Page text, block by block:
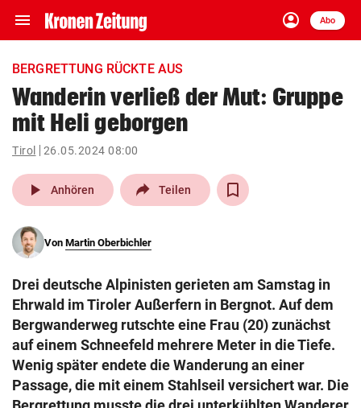
menu Navigation
ein-/ausklappen
account_circle
Anmelden
Abo
close Schließen
account_circle Anmelden
pin_drop
Wien arrow_right
search
eingeben
© Krone Multimedia GmbH & Co KG 2026
Muthgasse 2, 1190 Wien
BERGRETTUNG RÜCKTE AUS
Wanderin verließ der Mut: Gruppe
mit Heli geborgen
Tirol 26.05.2024 08:00
play_arrow Anhören Teilen
Von Martin Oberbichler
Drei deutsche Alpinisten gerieten am Samstag in
Ehrwald im Tiroler Außerfern in Bergnot. Auf dem
Bergwanderweg rutschte eine Frau (20) zunächst
auf einem Schneefeld mehrere Meter in die Tiefe.
Wenig später endete die Wanderung an einer
Passage, die mit einem Stahlseil versichert war. Die